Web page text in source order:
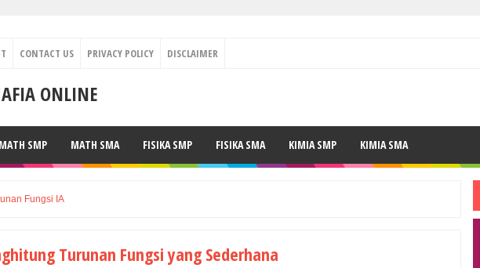
CONTACT US PRIVACY POLICY DISCLAIMER
ONLINE
MATH SMP MATH SMA FISIKA SMP FISIKA SMA KIMIA SMP KIMIA SMA
Fungsi IA
Turunan Fungsi yang Sederhana